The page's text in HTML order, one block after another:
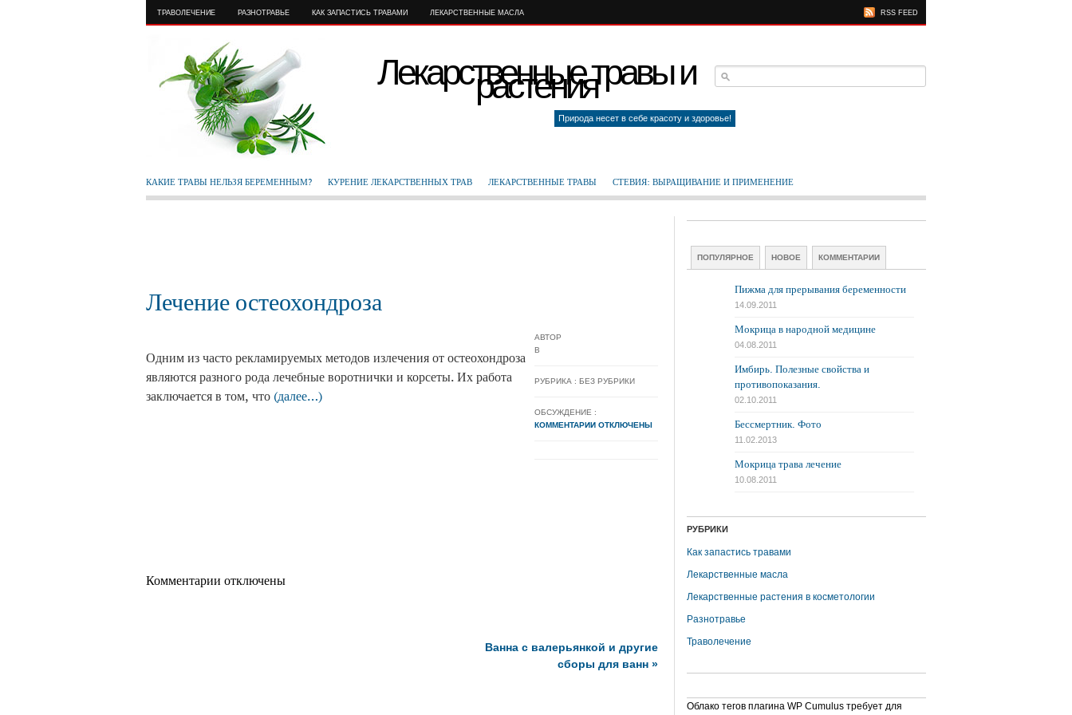
ТРАВОЛЕЧЕНИЕ РАЗНОТРАВЬЕ КАК ЗАПАСТИСЬ ТРАВАМИ ЛЕКАРСТВЕННЫЕ МАСЛА RSS FEED
Лекарственные травы и
растения
Природа несет в себе красоту и здоровье!
КАКИЕ ТРАВЫ НЕЛЬЗЯ БЕРЕМЕННЫМ? КУРЕНИЕ ЛЕКАРСТВЕННЫХ ТРАВ ЛЕКАРСТВЕННЫЕ ТРАВЫ СТЕВИЯ: ВЫРАЩИВАНИЕ И ПРИМЕНЕНИЕ
Лечение остеохондроза
АВТОР
В
РУБРИКА : БЕЗ РУБРИКИ
ОБСУЖДЕНИЕ :
КОММЕНТАРИИ ОТКЛЮЧЕНЫ
Одним из часто рекламируемых методов излечения от остеохондроза
являются разного рода лечебные воротнички и корсеты. Их работа
заключается в том, что (далее…)
Комментарии отключены
Ванна с валерьянкой и другие
сборы для ванн »
ПОПУЛЯРНОЕ НОВОЕ КОММЕНТАРИИ
Пижма для прерывания беременности
14.09.2011
Мокрица в народной медицине
04.08.2011
Имбирь. Полезные свойства и
противопоказания.
02.10.2011
Бессмертник. Фото
11.02.2013
Мокрица трава лечение
10.08.2011
РУБРИКИ
Как запастись травами
Лекарственные масла
Лекарственные растения в косметологии
Разнотравье
Траволечение
Облако тегов плагина WP Cumulus требует для